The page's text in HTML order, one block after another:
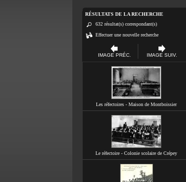
RÉSULTATS DE LA RECHERCHE
632 résultat(s) correspondant(s)
Effectuer une nouvelle recherche
IMAGE PRÉC. IMAGE SUIV.
Les réfectoires - Maison de Montboissier
Le réfectoire - Colonie scolaire de Crépey